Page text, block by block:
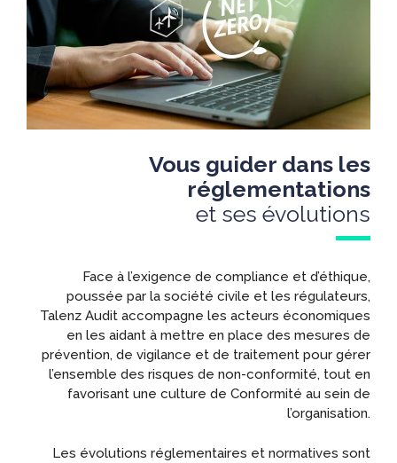
Vous guider dans les
réglementations
et ses évolutions
Face à l’exigence de compliance et d’éthique,
poussée par la société civile et les régulateurs,
Talenz Audit accompagne les acteurs économiques
en les aidant à mettre en place des mesures de
prévention, de vigilance et de traitement pour gérer
l’ensemble des risques de non-conformité, tout en
favorisant une culture de Conformité au sein de
l’organisation.
Les évolutions réglementaires et normatives sont